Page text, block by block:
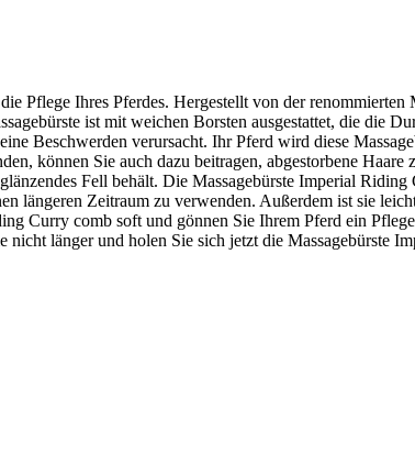
Pflege Ihres Pferdes. Hergestellt von der
ist mit weichen Borsten ausgestattet, die die
Beschwerden verursacht. Ihr Pferd wird diese
können Sie auch dazu beitragen, abgestorbene
Fell behält. Die Massagebürste Imperial
längeren Zeitraum zu verwenden. Außerdem ist sie
Curry comb soft und gönnen Sie Ihrem Pferd ein
länger und holen Sie sich jetzt die Massagebürste